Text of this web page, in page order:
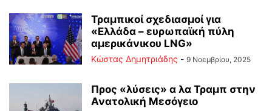
Τραμπικοί σχεδιασμοί για
«Ελλάδα – ευρωπαϊκή πύλη
αμερικάνικου LNG»
Kώστας Δημητριάδης - 9 Νοεμβρίου, 2025
Προς «λύσεις» α λα Τραμπ στην
Ανατολική Μεσόγειο